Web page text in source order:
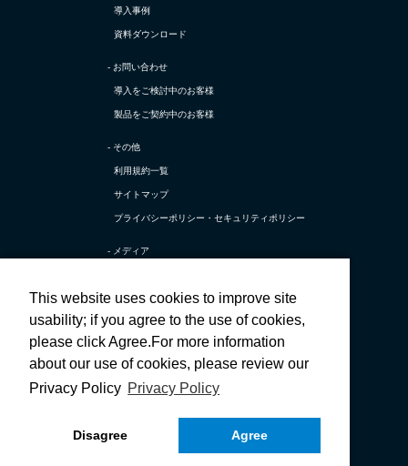
導入事例
資料ダウンロード
- お問い合わせ
導入をご検討中のお客様
製品をご契約中のお客様
- その他
利用規約一覧
サイトマップ
プライバシーポリシー・ セキュリティポリシー
- メディア
テラスカイ公式 X
テラスカイ公式 採用X
テラスカイ公式 Facebook
テラスカイ公式 採用Facebook
テラスカイ公式 YouTube
This website uses cookies to improve site
usability; if you agree to the use of cookies,
please click Agree.For more information
about our use of cookies, please review our
Privacy Policy Privacy Policy
Disagree Agree